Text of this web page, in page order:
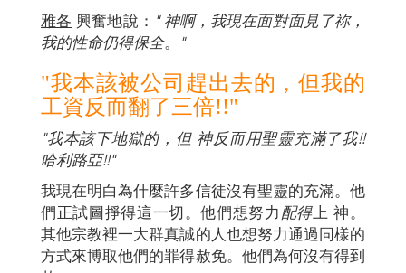
雅各 興奮地說： " 神啊，我現在面對面見了祢，
我的性命仍得保全。 "
"我本該被公司趕出去的，但我的
工資反而翻了三倍!!"
"我本該下地獄的，但 神反而用聖靈充滿了我!!
哈利路亞!!"
我現在明白為什麼許多信徒沒有聖靈的充滿。他
們正試圖掙得這一切。他們想努力配得 上 神。
其他宗教裡一大群真誠的人也想努力通過同樣的
方式來博取他們的罪得赦免。他們為何沒有得到